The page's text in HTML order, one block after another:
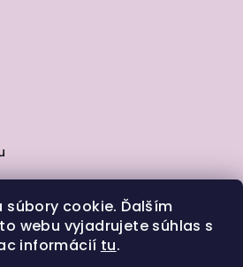
súbory cookie. Ďalším
webu vyjadrujete súhlas s
informácií tu.
tovaru